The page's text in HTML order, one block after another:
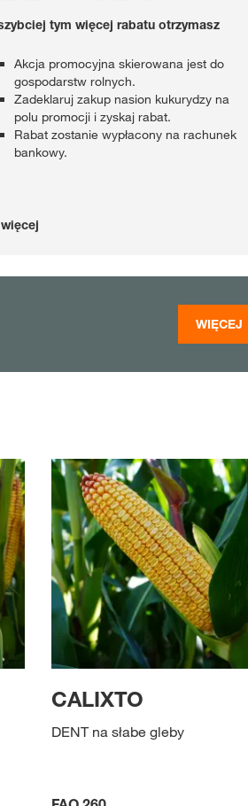
tym więcej rabatu otrzymasz
Akcja promocyjna skierowana jest do
gospodarstw rolnych.
Zadeklaruj zakup nasion kukurydzy na
polu promocji i zyskaj rabat.
Rabat zostanie wypłacony na rachunek
bankowy.
więcej
WIĘCEJ
CALIXTO
DENT na słabe gleby